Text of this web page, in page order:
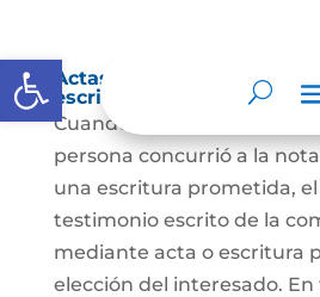
Abrir barra de herramientas
Actas de comparecencia
escritura pública
Cuando se trate de
persona concurrió a la
una escritura prometida,
testimonio escrito de la
mediante acta o escritura
elección del interesado. En